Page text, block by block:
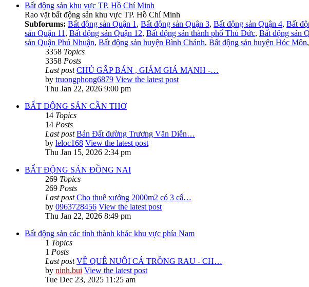
Bất động sản khu vực TP. Hồ Chí Minh
Rao vặt bất động sản khu vực TP. Hồ Chí Minh
Subforums: Bất động sản Quận 1 , Bất động sản Quận 3, Bất động sản Quận 4, Bất
sản Quận 11 , Bất động sản Quận 12, Bất động sản thành phố Thủ Đức, Bất động sản
sản Quận Phú Nhuận, Bất động sản huyện Bình Chánh, Bất động sản huyện Hóc Môn,
3358 Topics
3358 Posts
Last post CHỦ GẤP BÁN , GIẢM GIÁ MẠNH -…
by truongphong6879 View the latest post
Thu Jan 22, 2026 9:00 pm
BẤT ĐỘNG SẢN CẦN THƠ
14 Topics
14 Posts
Last post Bán Đất đường Trương Văn Diễn…
by leloc168 View the latest post
Thu Jan 15, 2026 2:34 pm
BẤT ĐỘNG SẢN ĐỒNG NAI
269 Topics
269 Posts
Last post Cho thuê xưởng 2000m2 có 3 cẩ…
by 0963728456 View the latest post
Thu Jan 22, 2026 8:49 pm
Bất động sản các tỉnh thành khác khu vực phía Nam
1 Topics
1 Posts
Last post VỀ QUÊ NUÔI CÁ TRỒNG RAU - CH…
by ninh.bui View the latest post
Tue Dec 23, 2025 11:25 am